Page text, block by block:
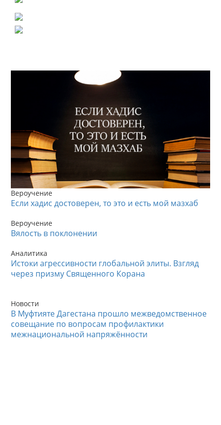
Вероучение
Если хадис достоверен, то это и есть мой мазхаб
Вероучение
Вялость в поклонении
Аналитика
Истоки агрессивности глобальной элиты. Взгляд
через призму Священного Корана
Новости
В Муфтияте Дагестана прошло межведомственное
совещание по вопросам профилактики
межнациональной напряжённости